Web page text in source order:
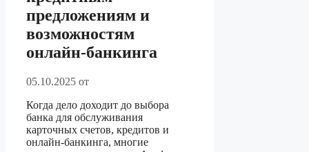
предложениям и
возможностям
онлайн-банкинга
05.10.2025 от
Когда дело доходит до выбора
банка для обслуживания
карточных счетов, кредитов и
онлайн-банкинга, многие